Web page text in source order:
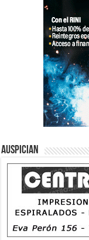
Auspician